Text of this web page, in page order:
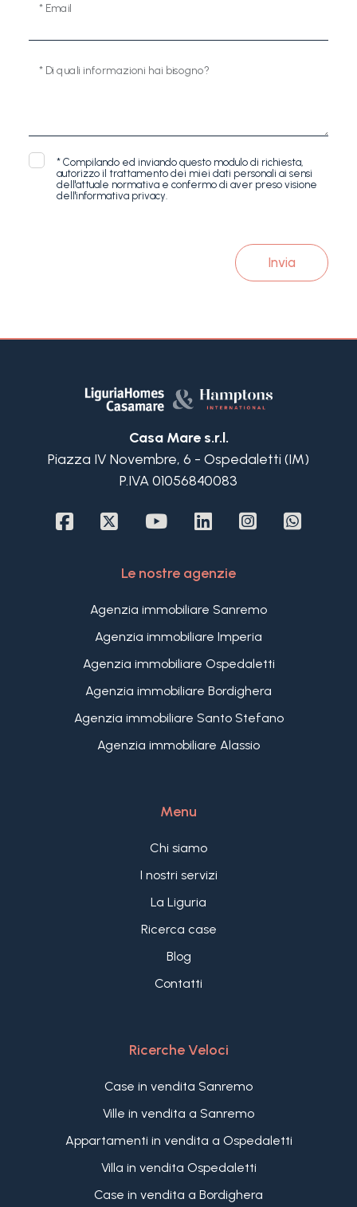
* Email
* Di quali informazioni hai bisogno?
*Compilando ed inviando questo modulo di richiesta,
autorizzo il trattamento dei miei dati personali ai sensi
dell'attuale normativa e confermo di aver preso visione
dell'informativa privacy.
Invia
Casa Mare s.r.l.
Piazza IV Novembre, 6 - Ospedaletti (IM)
P.IVA 01056840083
Le nostre agenzie
Agenzia immobiliare Sanremo
Agenzia immobiliare Imperia
Agenzia immobiliare Ospedaletti
Agenzia immobiliare Bordighera
Agenzia immobiliare Santo Stefano
Agenzia immobiliare Alassio
Menu
Chi siamo
I nostri servizi
La Liguria
Ricerca case
Blog
Contatti
Ricerche Veloci
Case in vendita Sanremo
Ville in vendita a Sanremo
Appartamenti in vendita a Ospedaletti
Villa in vendita Ospedaletti
Case in vendita a Bordighera